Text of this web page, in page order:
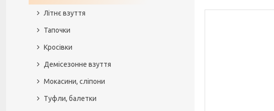
Літнє взуття
Тапочки
Кросівки
Демісезонне взуття
Мокасини, сліпони
Туфли, балетки